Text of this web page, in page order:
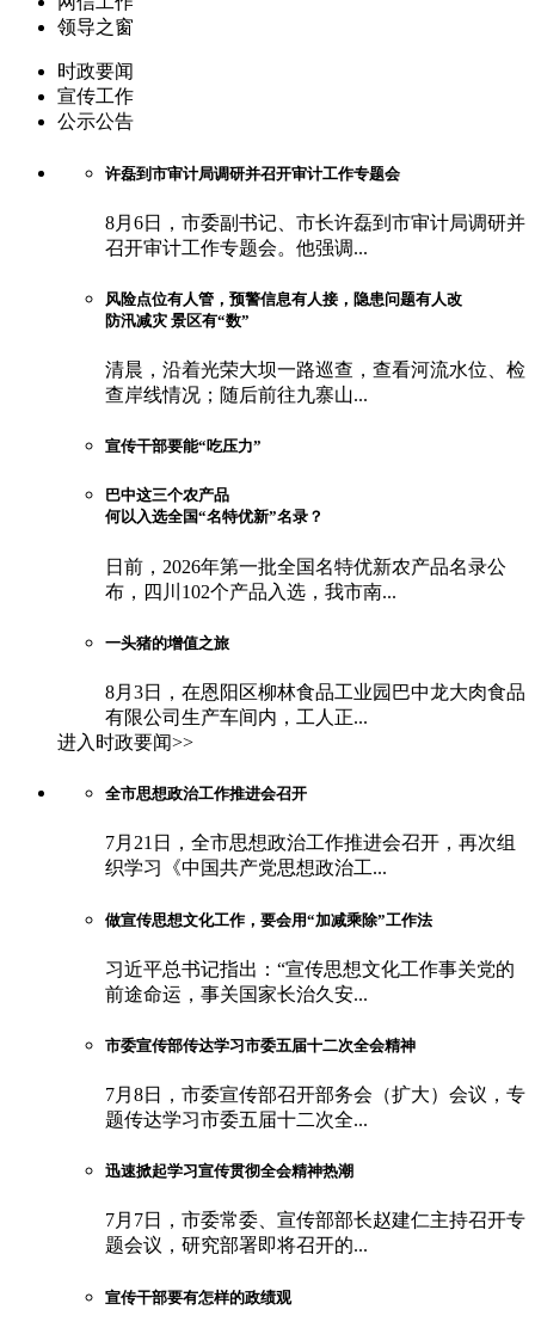
领导之窗
时政要闻
宣传工作
公示公告
许磊到市审计局调研并召开审计工作专题会
8月6日，市委副书记、市长许磊到市审计局调研并
召开审计工作专题会。他强调...
风险点位有人管，预警信息有人接，隐患问题有人改
防汛减灾 景区有“数”
清晨，沿着光荣大坝一路巡查，查看河流水位、检
查岸线情况；随后前往九寨山...
宣传干部要能“吃压力”
巴中这三个农产品
何以入选全国“名特优新”名录？
日前，2026年第一批全国名特优新农产品名录公
布，四川102个产品入选，我市南...
一头猪的增值之旅
8月3日，在恩阳区柳林食品工业园巴中龙大肉食品
有限公司生产车间内，工人正...
进入时政要闻>>
全市思想政治工作推进会召开
7月21日，全市思想政治工作推进会召开，再次组
织学习《中国共产党思想政治工...
做宣传思想文化工作，要会用“加减乘除”工作法
习近平总书记指出：“宣传思想文化工作事关党的
前途命运，事关国家长治久安...
市委宣传部传达学习市委五届十二次全会精神
7月8日，市委宣传部召开部务会（扩大）会议，专
题传达学习市委五届十二次全...
迅速掀起学习宣传贯彻全会精神热潮
7月7日，市委常委、宣传部部长赵建仁主持召开专
题会议，研究部署即将召开的...
宣传干部要有怎样的政绩观